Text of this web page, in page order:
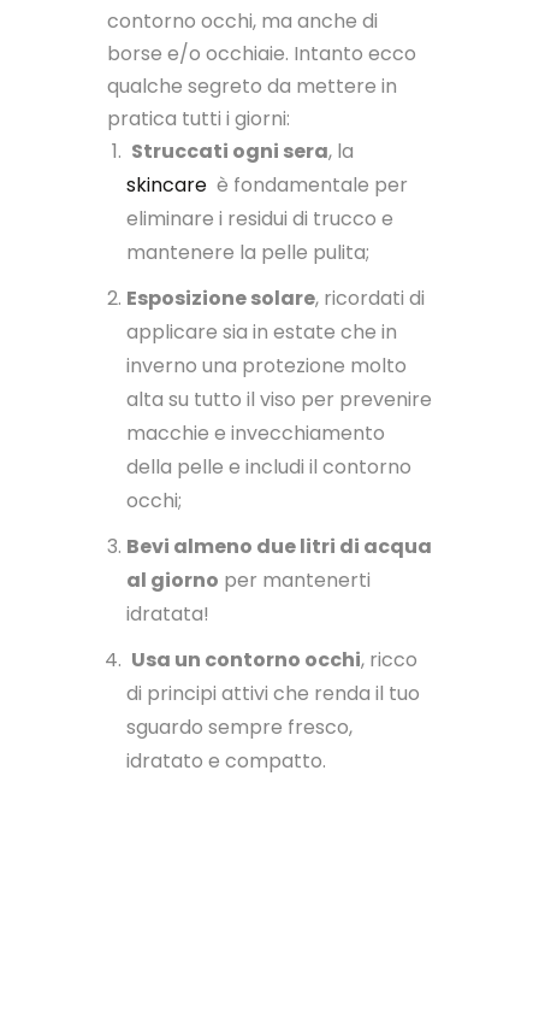
contorno occhi, ma anche di
borse e/o occhiaie. Intanto ecco
qualche segreto da mettere in
pratica tutti i giorni:
Struccati ogni sera, la
skincare è fondamentale per
eliminare i residui di trucco e
mantenere la pelle pulita;
Esposizione solare, ricordati di
applicare sia in estate che in
inverno una protezione molto
alta su tutto il viso per prevenire
macchie e invecchiamento
della pelle e includi il contorno
occhi;
Bevi almeno due litri di acqua
al giorno per mantenerti
idratata!
Usa un contorno occhi, ricco
di principi attivi che renda il tuo
sguardo sempre fresco,
idratato e compatto.